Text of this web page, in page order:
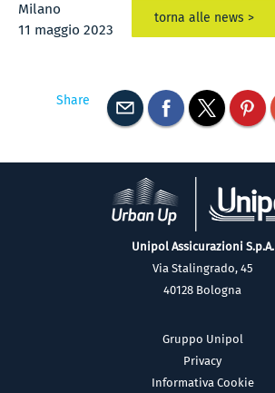
Milano
11 maggio 2023
torna alle news >
Share
Unipol Assicurazioni S.p.A.
Via Stalingrado, 45
40128 Bologna
Gruppo Unipol
Privacy
Informativa Cookie